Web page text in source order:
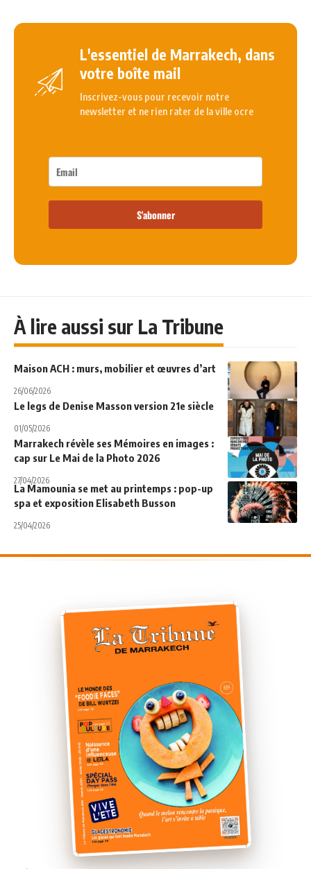
L'essentiel de Marrakech, dans
votre boîte mail
Inscrivez-vous pour recevoir notre
newsletter et ne rien rater de la ville ocre
S'abonner
À lire aussi sur La Tribune
Maison ACH : murs, mobilier et œuvres d’art
26/06/2026
Le legs de Denise Masson version 21e siècle
01/05/2026
Marrakech révèle ses Mémoires en images :
cap sur Le Mai de la Photo 2026
27/04/2026
La Mamounia se met au printemps : pop-up
spa et exposition Elisabeth Busson
25/04/2026